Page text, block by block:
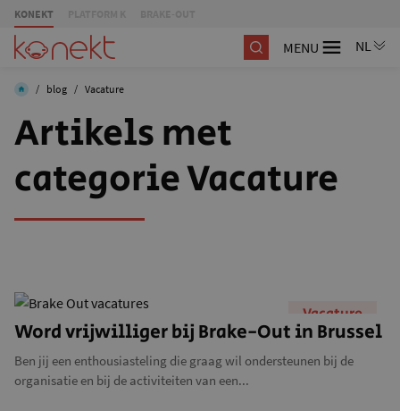
KONEKT
MENU
/ blog / Vacature
Artikels met
categorie Vacature
Vacature
Word vrijwilliger bij Brake-Out in Brussel
Ben jij een enthousiasteling die graag wil ondersteunen bij de
organisatie en bij de activiteiten van een...